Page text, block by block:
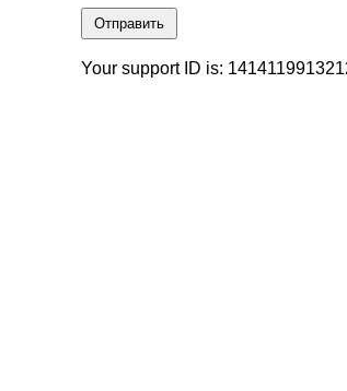
Отправить
Your support ID is: